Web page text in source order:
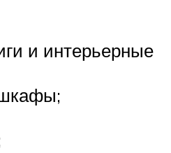
и интерьерные